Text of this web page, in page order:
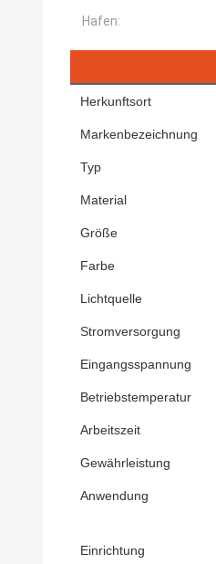
Hafen:
Herkunftsort
Markenbezeichnung
Typ
Material
Größe
Farbe
Lichtquelle
Stromversorgung
Eingangsspannung
Betriebstemperatur
Arbeitszeit
Gewährleistung
Anwendung
Einrichtung